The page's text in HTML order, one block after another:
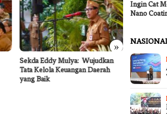
»
Sekda Eddy Mulya: Wujudkan
Tata Kelola Keuangan Daerah
yang Baik
Dinas
Atasi
Ingin Cat
Nano